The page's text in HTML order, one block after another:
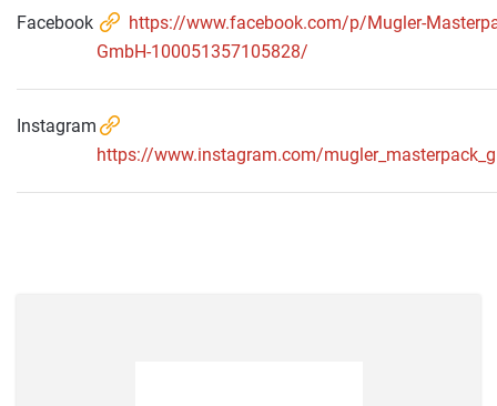
Facebook
https://www.facebook.com/p/Mugler-
GmbH-100051357105828/
Instagram
https://www.instagram.com/